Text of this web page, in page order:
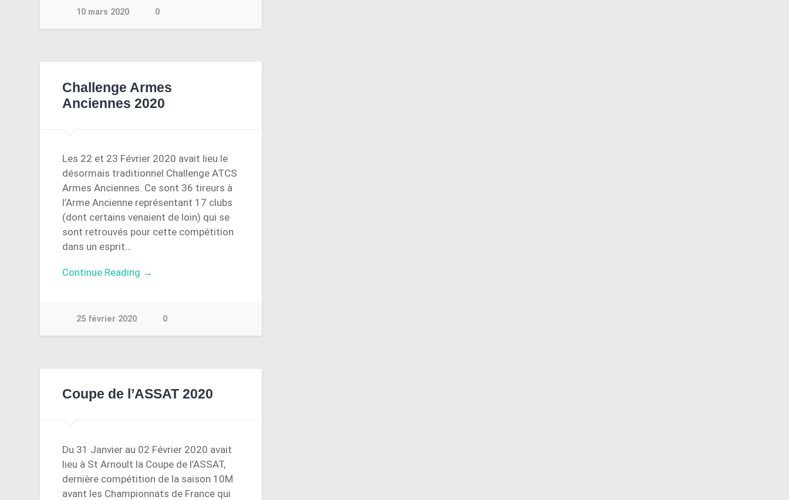
10 mars 2020 0
Challenge Armes
Anciennes 2020
Les 22 et 23 Février 2020 avait lieu le
désormais traditionnel Challenge ATCS
Armes Anciennes. Ce sont 36 tireurs à
l’Arme Ancienne représentant 17 clubs
(dont certains venaient de loin) qui se
sont retrouvés pour cette compétition
dans un esprit…
Continue Reading →
25 février 2020 0
Coupe de l’ASSAT 2020
Du 31 Janvier au 02 Février 2020 avait
lieu à St Arnoult la Coupe de l’ASSAT,
dernière compétition de la saison 10M
avant les Championnats de France qui